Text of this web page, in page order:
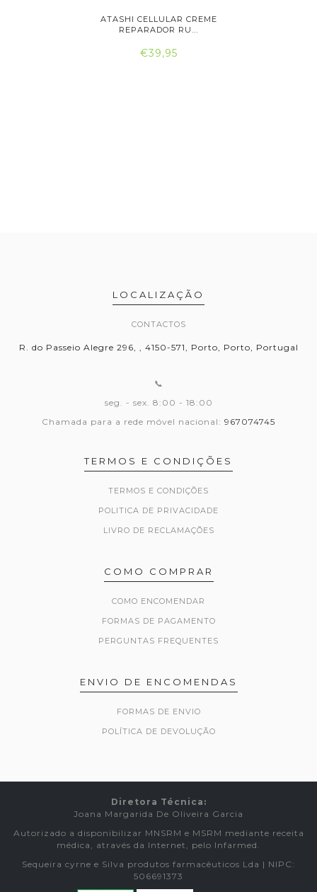
ATASHI CELLULAR CREME
REPARADOR RU...
€39,95
LOCALIZAÇÃO
CONTACTOS
R. do Passeio Alegre 296, , 4150-571, Porto, Porto, Portugal
📞
seg. - sex. 8:00 - 18:00
Chamada para a rede móvel nacional: 967074745
TERMOS E CONDIÇÕES
TERMOS E CONDIÇÕES
POLITICA DE PRIVACIDADE
LIVRO DE RECLAMAÇÕES
COMO COMPRAR
COMO ENCOMENDAR
FORMAS DE PAGAMENTO
PERGUNTAS FREQUENTES
ENVIO DE ENCOMENDAS
FORMAS DE ENVIO
POLÍTICA DE DEVOLUÇÃO
Diretora Técnica:
Joana Margarida De Oliveira Garcia
Autorizado a disponibilizar MNSRM e MSRM mediante receita
médica, através da Internet, pelo Infarmed.
Sequeira cyrne e Silva produtos farmacêuticos Lda | NIPC:
506691373